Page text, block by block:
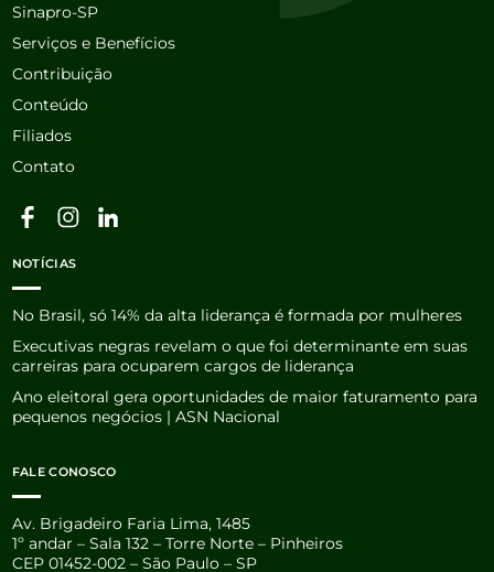
Sinapro-SP
Serviços e Benefícios
Contribuição
Conteúdo
Filiados
Contato
NOTÍCIAS
No Brasil, só 14% da alta liderança é formada por mulheres
Executivas negras revelam o que foi determinante em suas
carreiras para ocuparem cargos de liderança
Ano eleitoral gera oportunidades de maior faturamento para
pequenos negócios | ASN Nacional
FALE CONOSCO
Av. Brigadeiro Faria Lima, 1485
1º andar – Sala 132 – Torre Norte – Pinheiros
CEP 01452-002 – São Paulo – SP